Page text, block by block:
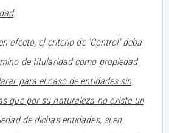
.
efecto, el criterio de 'Control' deba
de titularidad como propiedad
para el caso de entidades sin
que por su naturaleza no existe un
de dichas entidades, si en